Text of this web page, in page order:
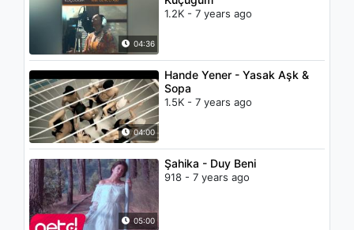
04:36
1.2K - 7 years ago
04:00
Hande Yener - Yasak Aşk &
Sopa
1.5K - 7 years ago
05:00
Şahika - Duy Beni
918 - 7 years ago